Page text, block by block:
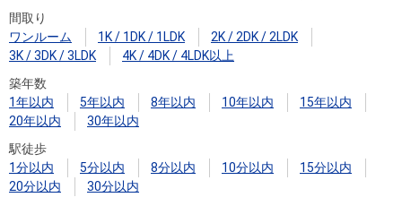
間取り
ワンルーム
1K / 1DK / 1LDK
2K / 2DK / 2LDK
3K / 3DK / 3LDK
4K / 4DK / 4LDK以上
築年数
1年以内
5年以内 8年以内 10年以内
15年以内
20年以内
30年以内
駅徒歩
1分以内
5分以内 8分以内 10分以内
15分以内
20分以内
30分以内